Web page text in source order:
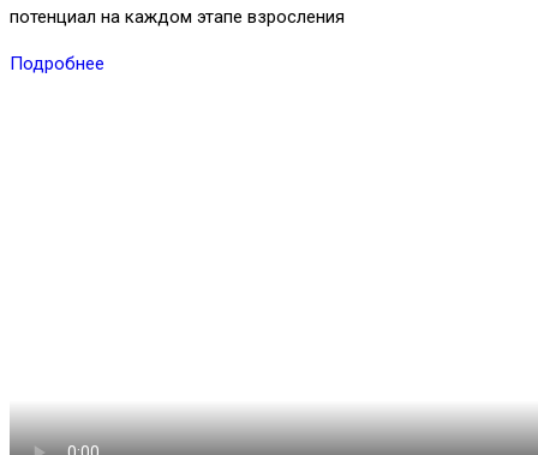
потенциал на каждом этапе взросления
Подробнее